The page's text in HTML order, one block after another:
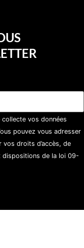
vos données
pouvez vous adresser
vos droits d’accès, de
dispositions de la loi 09-